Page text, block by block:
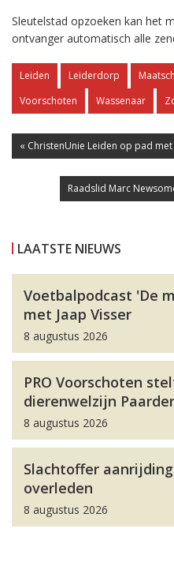
Sleutelstad opzoeken kan het
ontvanger automatisch alle
Leiden Leiderdorp
Voorschoten
Wassenaar
« ChristenUnie Leiden op pad
Raadslid Marc
LAATSTE NIEUWS
Voetbalpodcast 'De
met Jaap Visser
8 augustus 2026
PRO Voorschoten
dierenwelzijn
8 augustus 2026
Slachtoffer
overleden
8 augustus 2026